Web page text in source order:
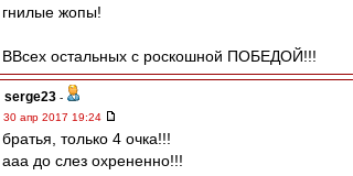
гнилые жопы!
ВВсех остальных с роскошной ПОБЕДОЙ!!!
serge23 -
30 апр 2017 19:24
братья, только 4 очка!!!
ааа до слез охрененно!!!